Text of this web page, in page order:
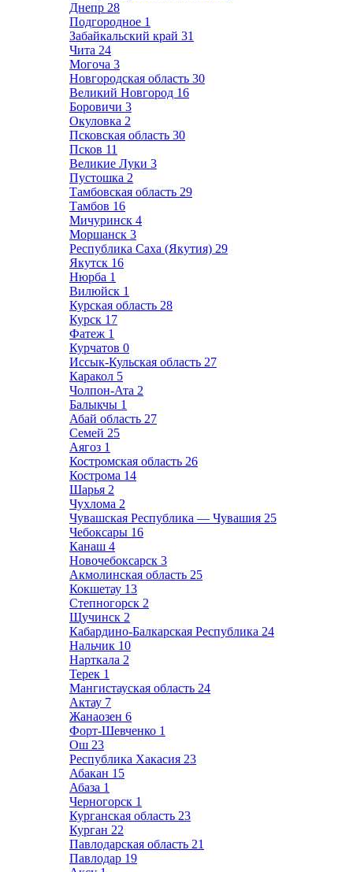
Днепр 28
Подгородное 1
Забайкальский край 31
Чита 24
Могоча 3
Новгородская область 30
Великий Новгород 16
Боровичи 3
Окуловка 2
Псковская область 30
Псков 11
Великие Луки 3
Пустошка 2
Тамбовская область 29
Тамбов 16
Мичуринск 4
Моршанск 3
Республика Саха (Якутия) 29
Якутск 16
Нюрба 1
Вилюйск 1
Курская область 28
Курск 17
Фатеж 1
Курчатов 0
Иссык-Кульская область 27
Каракол 5
Чолпон-Ата 2
Балыкчы 1
Абай область 27
Семей 25
Аягоз 1
Костромская область 26
Кострома 14
Шарья 2
Чухлома 2
Чувашская Республика — Чувашия 25
Чебоксары 16
Канаш 4
Новочебоксарск 3
Акмолинская область 25
Кокшетау 13
Степногорск 2
Щучинск 2
Кабардино-Балкарская Республика 24
Нальчик 10
Нарткала 2
Терек 1
Мангистауская область 24
Актау 7
Жанаозен 6
Форт-Шевченко 1
Ош 23
Республика Хакасия 23
Абакан 15
Абаза 1
Черногорск 1
Курганская область 23
Курган 22
Павлодарская область 21
Павлодар 19